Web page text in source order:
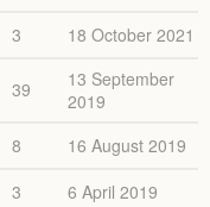
3 18 October 2021
39
13 September
2019
8
16 August 2019
3
6 April 2019